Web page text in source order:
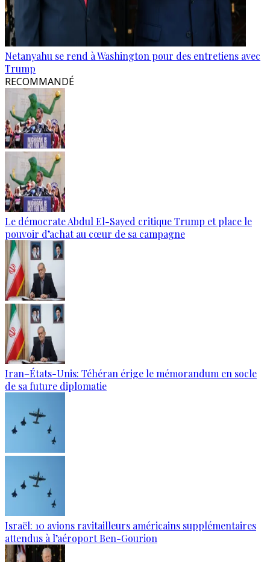
Netanyahu se rend à Washington pour des entretiens avec
Trump
RECOMMANDÉ
Le démocrate Abdul El-Sayed critique Trump et place le
pouvoir d’achat au cœur de sa campagne
Iran–États-Unis: Téhéran érige le mémorandum en socle
de sa future diplomatie
Israël: 10 avions ravitailleurs américains supplémentaires
attendus à l’aéroport Ben-Gourion